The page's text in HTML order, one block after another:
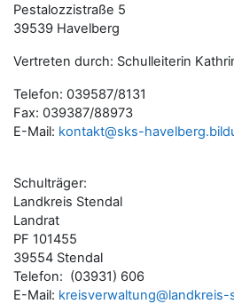
Pestalozzistraße 5
39539 Havelberg
Vertreten durch: Schulleiterin
Telefon: 039587/8131
Fax: 039387/88973
E-Mail: kontakt@sks-
Schulträger:
Landkreis Stendal
Landrat
PF 101455
39554 Stendal
Telefon: (03931) 606
E-Mail: kreisverwaltung@landkreis-